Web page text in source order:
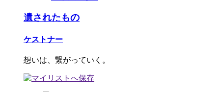
遺されたもの
ケストナー
想いは、繋がっていく。